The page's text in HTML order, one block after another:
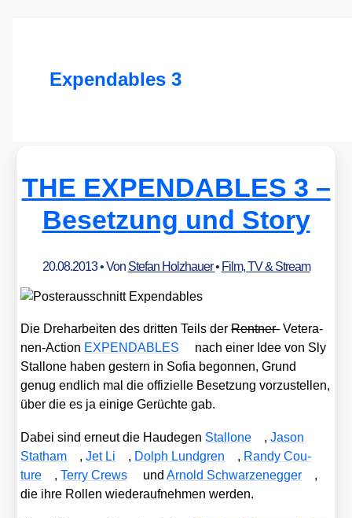
Expendables 3
THE EXPENDABLES 3 –
Besetzung und Story
20.08.2013• Von Stefan Holzhauer• Film, TV & Stream
Die Dreh­ar­bei­ten des drit­ten Teils derRent­ner-Vete­ra­
nen-Action EXPENDABLES
nach einer Idee von Sly
Stal­lo­ne haben ges­tern in Sofia begon­nen, Grund
genug end­lich mal die offi­zi­el­le Beset­zung vor­zu­stel­len,
über die es ja eini­ge Gerüch­te gab.
Dabei sind erneut die Hau­de­gen Stal­lo­ne ,Jason
Stat­ham
,Jet Li , Dolph Lund­gren , Ran­dy Cou­
ture
,Ter­ry Crews undArnold Schwar­zen­eg­ger
,
die ihre Rol­len wie­der­auf­neh­men wer­den.